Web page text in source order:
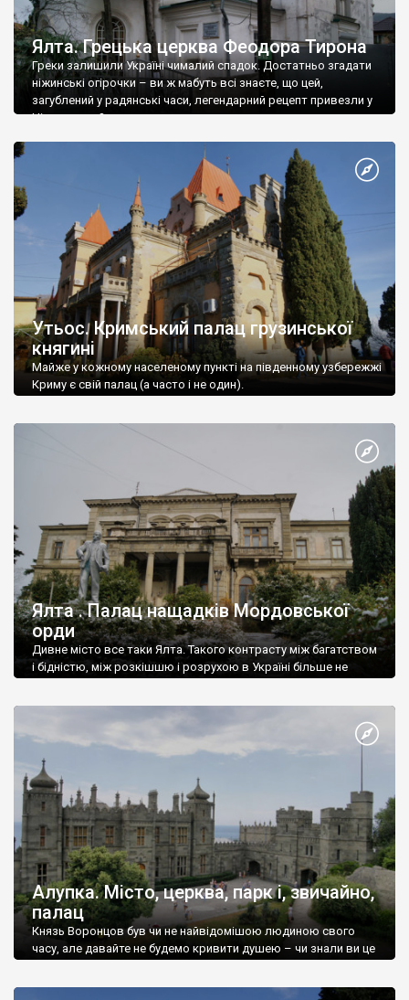
Ялта. Грецька церква Феодора Тирона
Греки залишили Україні чималий спадок. Достатньо згадати
ніжинські огірочки – ви ж мабуть всі знаєте, що цей,
загублений у радянські часи, легендарний рецепт привезли у
Ніжин греки?
Утьос. Кримський палац грузинської
княгині
Майже у кожному населеному пункті на південному узбережжі
Криму є свій палац (а часто і не один).
Ялта . Палац нащадків Мордовської
орди
Дивне місто все таки Ялта. Такого контрасту між багатством
і бідністю, між розкішшю і розрухою в Україні більше не
Алупка. Місто, церква, парк і, звичайно,
палац
Князь Воронцов був чи не найвідомішою людиною свого
часу, але давайте не будемо кривити душею – чи знали ви це